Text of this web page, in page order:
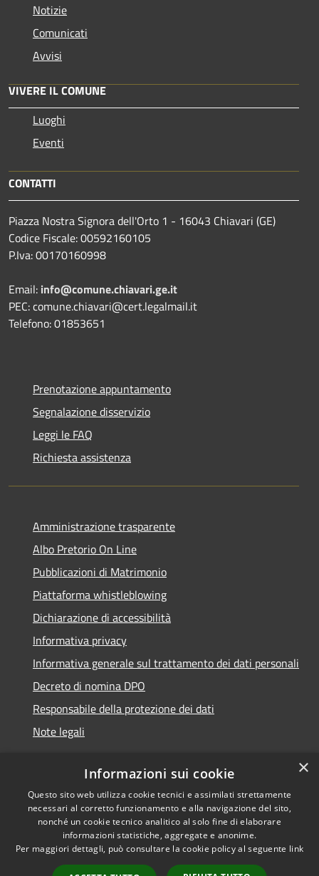
Notizie
Comunicati
Avvisi
VIVERE IL COMUNE
Luoghi
Eventi
CONTATTI
Piazza Nostra Signora dell'Orto 1 - 16043 Chiavari (GE)
Codice Fiscale: 00592160105
P.Iva: 00170160998
Email: info@comune.chiavari.ge.it
PEC: comune.chiavari@cert.legalmail.it
Telefono: 01853651
Prenotazione appuntamento
Segnalazione disservizio
Leggi le FAQ
Richiesta assistenza
Amministrazione trasparente
Albo Pretorio On Line
Pubblicazioni di Matrimonio
Piattaforma whistleblowing
Dichiarazione di accessibilità
Informativa privacy
Informativa generale sul trattamento dei dati personali
Decreto di nomina DPO
Responsabile della protezione dei dati
Note legali
RSS
Accessibilità
Cookie
Mappa del sito
© 2021 - 2026 Comune di
Chiavari -Area Riservata
×
Informazioni sui cookie
Questo sito web utilizza cookie tecnici e assimilati strettamente
necessari al corretto funzionamento e alla navigazione del sito,
nonché un cookie tecnico analitico al solo fine di elaborare
informazioni statistiche, aggregate e anonime.
Per maggiori dettagli, può consultare la cookie policy al seguente link